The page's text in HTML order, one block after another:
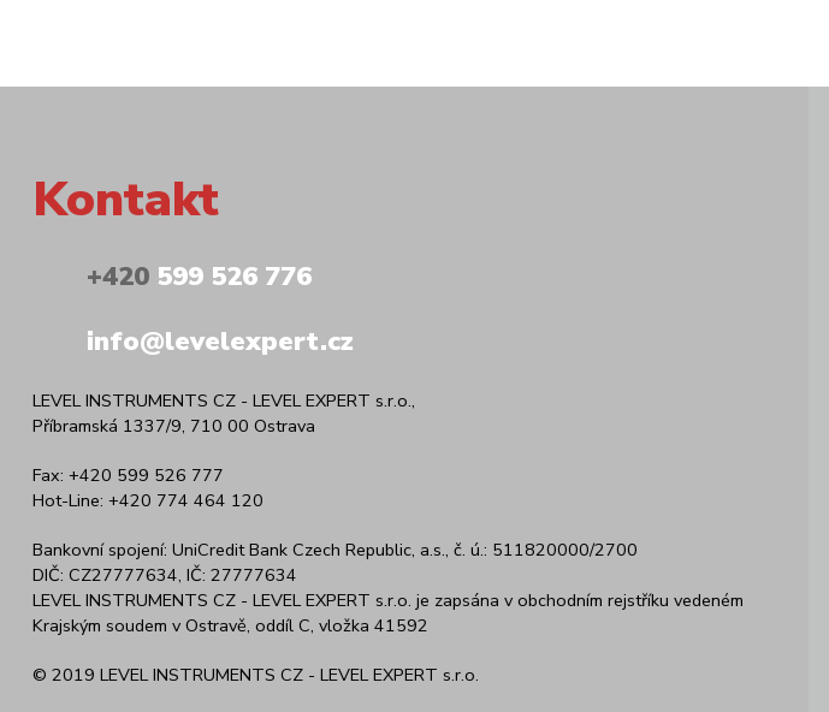
Kontakt
+420599 526 776
info@levelexpert.cz
LEVEL INSTRUMENTS CZ - LEVEL EXPERT s.r.o.,
Příbramská 1337/9, 710 00 Ostrava
Fax: +420 599 526 777
Hot-Line: +420 774 464 120
Bankovní spojení: UniCredit Bank Czech Republic, a.s., č. ú.: 511820000/2700
DIČ: CZ27777634, IČ: 27777634
LEVEL INSTRUMENTS CZ - LEVEL EXPERT s.r.o. je zapsána v obchodním rejstříku vedeném
Krajským soudem v Ostravě, oddíl C, vložka 41592
© 2019 LEVEL INSTRUMENTS CZ - LEVEL EXPERT s.r.o.